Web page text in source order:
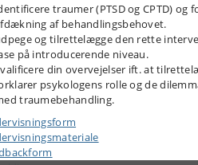
traumer (PTSD og CPTD)
af behandlingsbehovet.
og tilrettelægge den rette
på introducerende niveau.
din overvejelser ift. at
psykologens rolle og de
traumebehandling.